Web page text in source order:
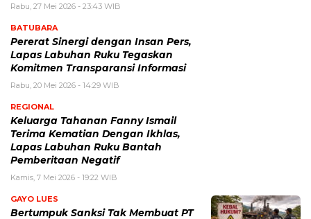
Rabu, 27 Mei 2026 - 23:43 WIB
BATUBARA
Pererat Sinergi dengan Insan Pers,
Lapas Labuhan Ruku Tegaskan
Komitmen Transparansi Informasi
Rabu, 20 Mei 2026 - 14:29 WIB
REGIONAL
Keluarga Tahanan Fanny Ismail
Terima Kematian Dengan Ikhlas,
Lapas Labuhan Ruku Bantah
Pemberitaan Negatif
Kamis, 7 Mei 2026 - 19:22 WIB
GAYO LUES
Bertumpuk Sanksi Tak Membuat PT